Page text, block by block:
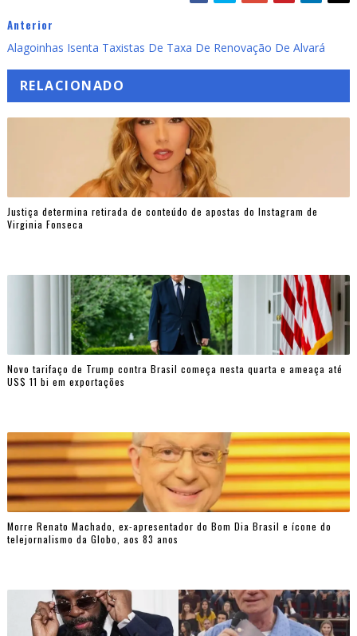
Anterior
Alagoinhas Isenta Taxistas De Taxa De Renovação De Alvará
RELACIONADO
Justiça determina retirada de conteúdo de apostas do Instagram de
Virginia Fonseca
Novo tarifaço de Trump contra Brasil começa nesta quarta e ameaça até
US$ 11 bi em exportações
Morre Renato Machado, ex-apresentador do Bom Dia Brasil e ícone do
telejornalismo da Globo, aos 83 anos